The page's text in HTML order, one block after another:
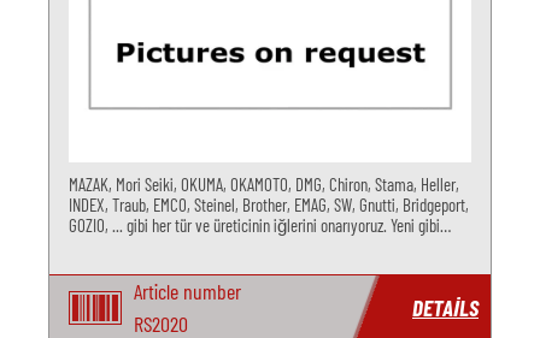
MAZAK, Mori Seiki, OKUMA, OKAMOTO, DMG, Chiron, Stama, Heller,
INDEX, Traub, EMCO, Steinel, Brother, EMAG, SW, Gnutti, Bridgeport,
GOZIO, ... gibi her tür ve üreticinin iğlerini onarıyoruz. Yeni gibi
Article number
RS2020
DETAILS